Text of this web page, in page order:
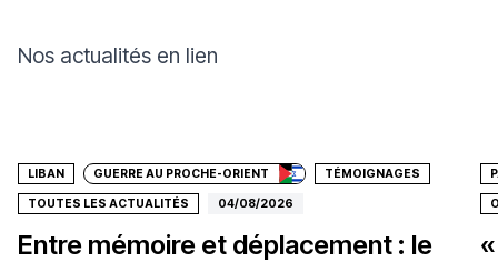
Nos actualités en lien
LIBAN GUERRE AU PROCHE-ORIENT TÉMOIGNAGES
TOUTES LES ACTUALITÉS 04/08/2026
Entre mémoire et déplacement : le